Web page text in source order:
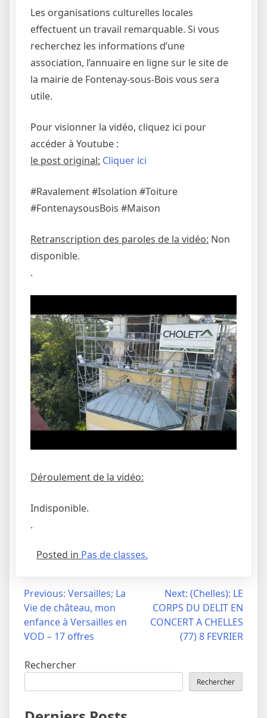
Les organisations culturelles locales
effectuent un travail remarquable. Si vous
recherchez les informations d’une
association, l’annuaire en ligne sur le site de
la mairie de Fontenay-sous-Bois vous sera
utile.
Pour visionner la vidéo, cliquez ici pour
accéder à Youtube :
le post original: Cliquer ici
#Ravalement #Isolation #Toiture
#FontenaysousBois #Maison
Retranscription des paroles de la vidéo: Non
disponible.
.
Déroulement de la vidéo:
Indisponible.
.
Posted in Pas de classes.
Navigation
l’article
Previous: Versailles; La
Vie de château, mon
enfance à Versailles en
VOD – 17 offres
Next: (Chelles): LE
CORPS DU DELIT EN
CONCERT A CHELLES
(77) 8 FEVRIER
Rechercher
Rechercher